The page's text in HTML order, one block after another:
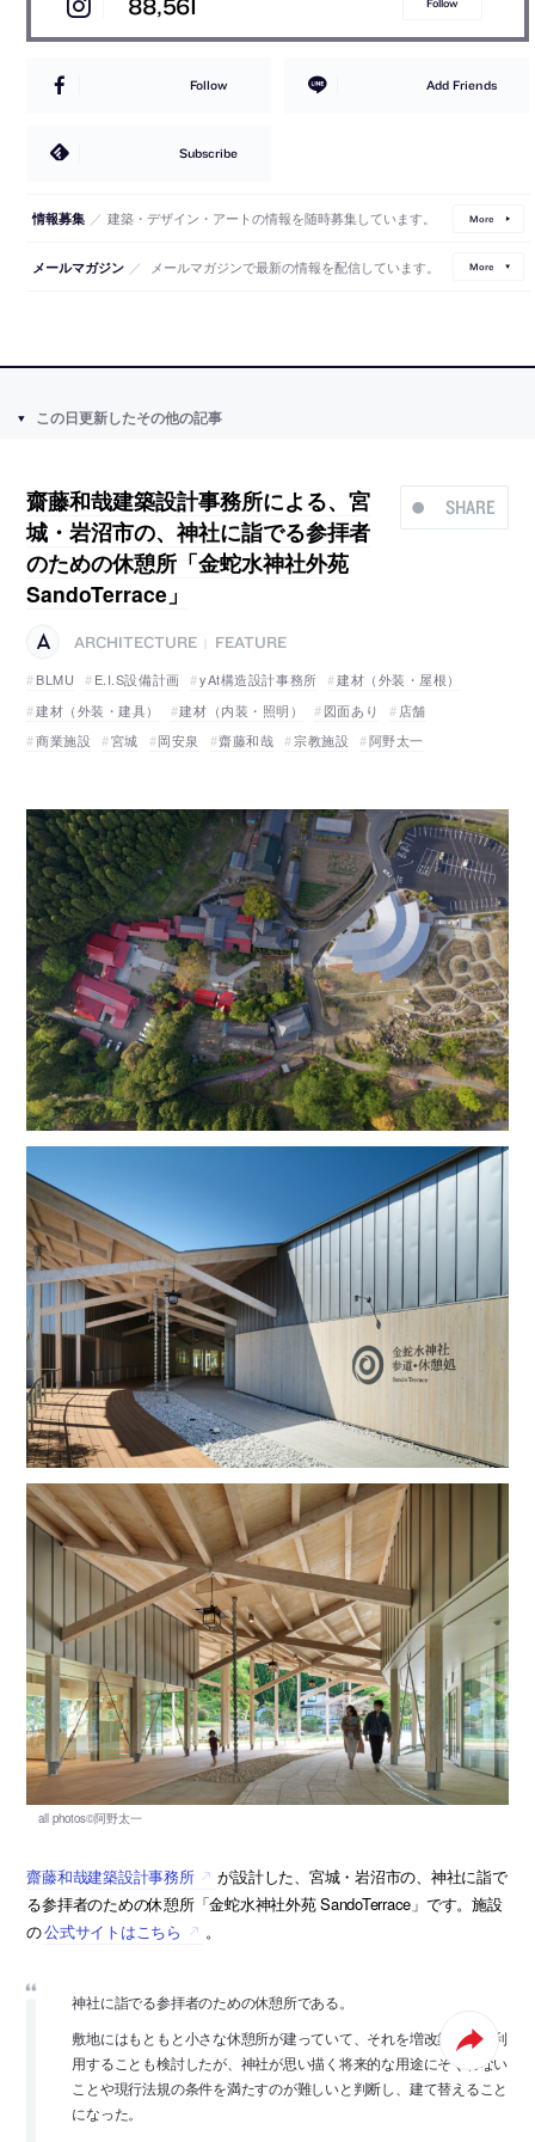
88,561 Follow
Follow Add Friends
Subscribe
情報募集 ／ 建築・デザイン・アートの情報を随時募集しています。 More
メールマガジン ／ メールマガジンで最新の情報を配信しています。 More
この日更新したその他の記事
SHARE
齋藤和哉建築設計事務所による、宮
城・岩沼市の、神社に詣でる参拝者
のための休憩所「金蛇水神社外苑
SandoTerrace」
ARCHITECTURE
FEATURE
BLMU
E.I.S設備計画 yAt構造設計事務所
建材（外装・屋根）
建材（外装・建具）
建材（内装・照明） 図面あり
店舗
商業施設
宮城 岡安泉 齋藤和哉 宗教施設 阿野太一
齋藤和哉建築設計事務所
が設計した、宮城・岩沼市の、神社に詣で
る参拝者のための休憩所「金蛇水神社外苑 SandoTerrace」です。施設
の公式サイトはこちら 。
神社に詣でる参拝者のための休憩所である。
敷地にはもともと小さな休憩所が建っていて、それを増改築して再利
用することも検討したが、神社が思い描く将来的な用途にそぐわない
ことや現行法規の条件を満たすのが難しいと判断し、建て替えること
になった。